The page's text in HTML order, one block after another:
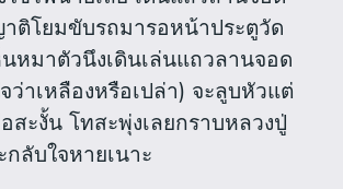
ติโยมขับรถมารอหน้าประตูวัด
หมาตัวนึงเดินเล่นแถวลานจอด
ว่าเหลืองหรือเปล่า) จะลูบหัวแต่
สะงั้น โทสะพุ่งเลยกราบหลวงปู่
ลับใจหายเนาะ